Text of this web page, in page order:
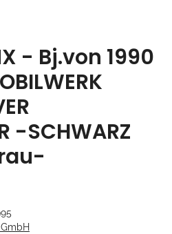
- Bj.von 1990
-SCHWARZ